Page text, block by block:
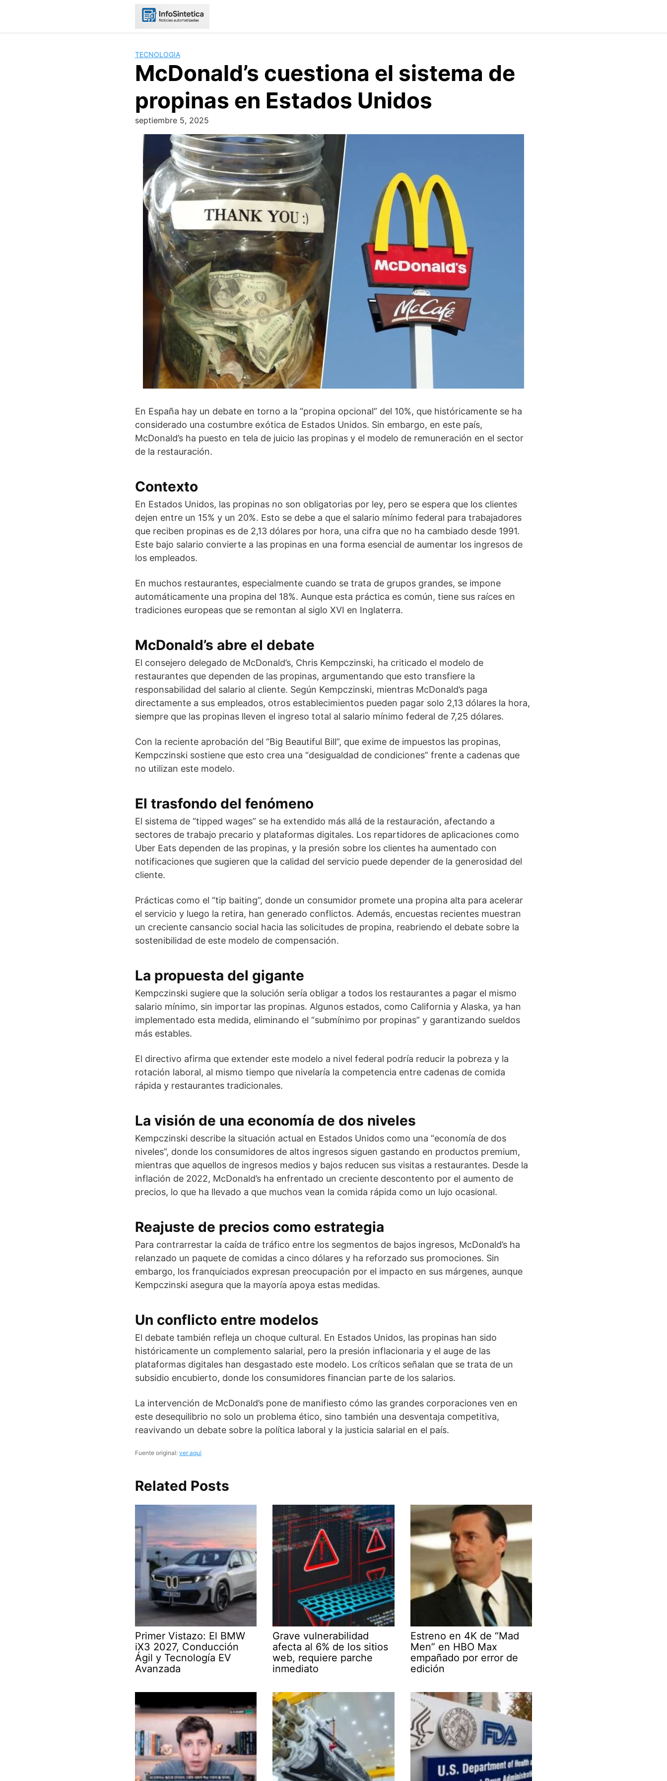
TECNOLOGIA
McDonald’s cuestiona el sistema de
propinas en Estados Unidos
septiembre 5, 2025
En España hay un debate en torno a la “propina opcional” del 10%, que históricamente se ha
considerado una costumbre exótica de Estados Unidos. Sin embargo, en este país,
McDonald’s ha puesto en tela de juicio las propinas y el modelo de remuneración en el sector
de la restauración.
Contexto
En Estados Unidos, las propinas no son obligatorias por ley, pero se espera que los clientes
dejen entre un 15% y un 20%. Esto se debe a que el salario mínimo federal para trabajadores
que reciben propinas es de 2,13 dólares por hora, una cifra que no ha cambiado desde 1991.
Este bajo salario convierte a las propinas en una forma esencial de aumentar los ingresos de
los empleados.
En muchos restaurantes, especialmente cuando se trata de grupos grandes, se impone
automáticamente una propina del 18%. Aunque esta práctica es común, tiene sus raíces en
tradiciones europeas que se remontan al siglo XVI en Inglaterra.
McDonald’s abre el debate
El consejero delegado de McDonald’s, Chris Kempczinski, ha criticado el modelo de
restaurantes que dependen de las propinas, argumentando que esto transfiere la
responsabilidad del salario al cliente. Según Kempczinski, mientras McDonald’s paga
directamente a sus empleados, otros establecimientos pueden pagar solo 2,13 dólares la hora,
siempre que las propinas lleven el ingreso total al salario mínimo federal de 7,25 dólares.
Con la reciente aprobación del “Big Beautiful Bill”, que exime de impuestos las propinas,
Kempczinski sostiene que esto crea una “desigualdad de condiciones” frente a cadenas que
no utilizan este modelo.
El trasfondo del fenómeno
El sistema de “tipped wages” se ha extendido más allá de la restauración, afectando a
sectores de trabajo precario y plataformas digitales. Los repartidores de aplicaciones como
Uber Eats dependen de las propinas, y la presión sobre los clientes ha aumentado con
notificaciones que sugieren que la calidad del servicio puede depender de la generosidad del
cliente.
Prácticas como el “tip baiting”, donde un consumidor promete una propina alta para acelerar
el servicio y luego la retira, han generado conflictos. Además, encuestas recientes muestran
un creciente cansancio social hacia las solicitudes de propina, reabriendo el debate sobre la
sostenibilidad de este modelo de compensación.
La propuesta del gigante
Kempczinski sugiere que la solución sería obligar a todos los restaurantes a pagar el mismo
salario mínimo, sin importar las propinas. Algunos estados, como California y Alaska, ya han
implementado esta medida, eliminando el “submínimo por propinas” y garantizando sueldos
más estables.
El directivo afirma que extender este modelo a nivel federal podría reducir la pobreza y la
rotación laboral, al mismo tiempo que nivelaría la competencia entre cadenas de comida
rápida y restaurantes tradicionales.
La visión de una economía de dos niveles
Kempczinski describe la situación actual en Estados Unidos como una “economía de dos
niveles”, donde los consumidores de altos ingresos siguen gastando en productos premium,
mientras que aquellos de ingresos medios y bajos reducen sus visitas a restaurantes. Desde la
inflación de 2022, McDonald’s ha enfrentado un creciente descontento por el aumento de
precios, lo que ha llevado a que muchos vean la comida rápida como un lujo ocasional.
Reajuste de precios como estrategia
Para contrarrestar la caída de tráfico entre los segmentos de bajos ingresos, McDonald’s ha
relanzado un paquete de comidas a cinco dólares y ha reforzado sus promociones. Sin
embargo, los franquiciados expresan preocupación por el impacto en sus márgenes, aunque
Kempczinski asegura que la mayoría apoya estas medidas.
Un conflicto entre modelos
El debate también refleja un choque cultural. En Estados Unidos, las propinas han sido
históricamente un complemento salarial, pero la presión inflacionaria y el auge de las
plataformas digitales han desgastado este modelo. Los críticos señalan que se trata de un
subsidio encubierto, donde los consumidores financian parte de los salarios.
La intervención de McDonald’s pone de manifiesto cómo las grandes corporaciones ven en
este desequilibrio no solo un problema ético, sino también una desventaja competitiva,
reavivando un debate sobre la política laboral y la justicia salarial en el país.
Fuente original: ver aquí
Related Posts
Primer Vistazo: El BMW
iX3 2027, Conducción
Ágil y Tecnología EV
Avanzada
Grave vulnerabilidad
afecta al 6% de los sitios
web, requiere parche
inmediato
Estreno en 4K de “Mad
Men” en HBO Max
empañado por error de
edición